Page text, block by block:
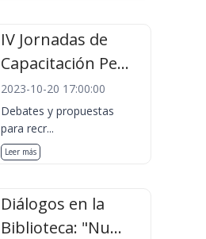
IV Jornadas de
Capacitación Pe...
2023-10-20 17:00:00
Debates y propuestas
para recr...
Leer más
Diálogos en la
Biblioteca: "Nu...